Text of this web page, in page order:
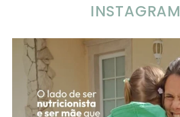
INSTAGRAM